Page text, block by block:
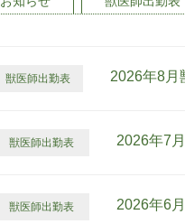
獣医師出勤表 2026年8月
獣医師出勤表 2026年7
獣医師出勤表 2026年6